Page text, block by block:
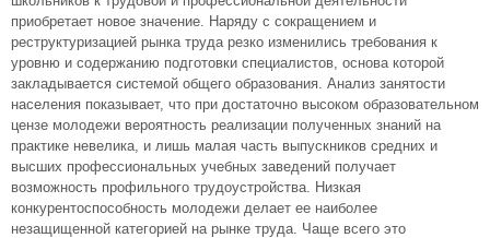
приобретает новое значение. Наряду с сокращением и
реструктуризацией рынка труда резко изменились требования к
уровню и содержанию подготовки специалистов, основа которой
закладывается системой общего образования. Анализ занятости
населения показывает, что при достаточно высоком образовательном
цензе молодежи вероятность реализации полученных знаний на
практике невелика, и лишь малая часть выпускников средних и
высших профессиональных учебных заведений получает
возможность профильного трудоустройства. Низкая
конкурентоспособность молодежи делает ее наиболее
незащищенной категорией на рынке труда. Чаще всего это